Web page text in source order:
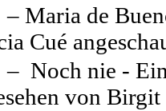
– Maria de
Cué
– Noch nie -
von